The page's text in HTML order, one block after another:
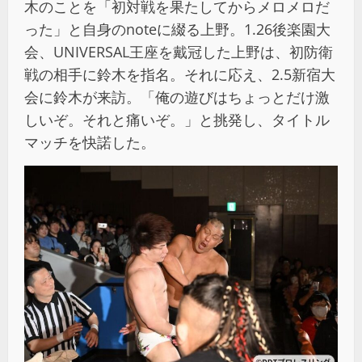
木のことを「初対戦を果たしてからメロメロだ
った」と自身のnoteに綴る上野。1.26後楽園大
会、UNIVERSAL王座を戴冠した上野は、初防衛
戦の相手に鈴木を指名。それに応え、2.5新宿大
会に鈴木が来訪。「俺の遊びはちょっとだけ激
しいぞ。それと痛いぞ。」と挑発し、タイトル
マッチを快諾した。